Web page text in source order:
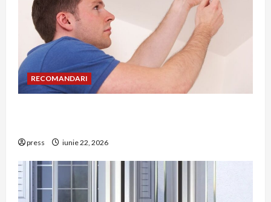
RECOMANDARI
press iunie 22, 2026